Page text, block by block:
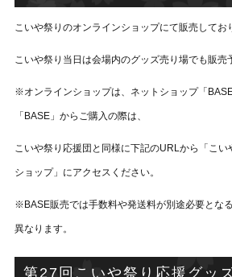
こいや祭りのオンラインショップにて販売してお
こいや祭り当日は会場内のグッズ売り場でも販売
※オンラインショップは、ネットショップ「
「BASE」からご購入の際は、
こいや祭り応援団と同様に下記のURLから「こい
ショップ」にアクセスください。
※BASE販売では手数料や発送料が別途必要とな
異なります。
第27回こいや祭り応援グッ